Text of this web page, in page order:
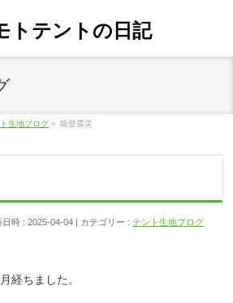
トテントの日記
生地ブログ » 能登震災
日時 : 2025-04-04 カテゴリー :テント生地ブログ
経ちました。